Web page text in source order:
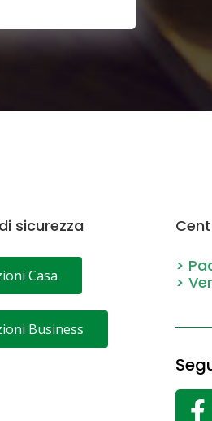
sicurezza
Casa
Business
>
>